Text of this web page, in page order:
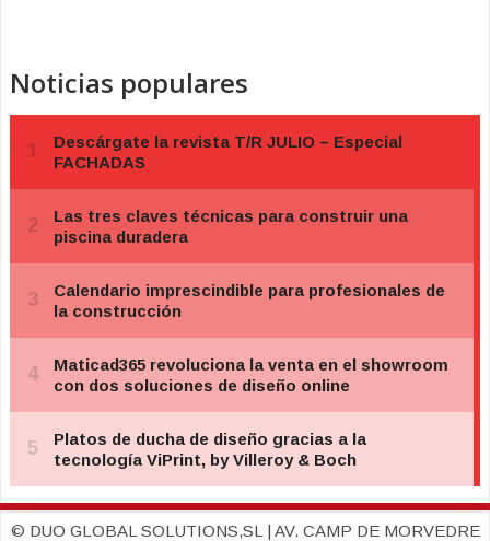
Noticias populares
© DUO GLOBAL SOLUTIONS,SL | AV. CAMP DE MORVEDRE